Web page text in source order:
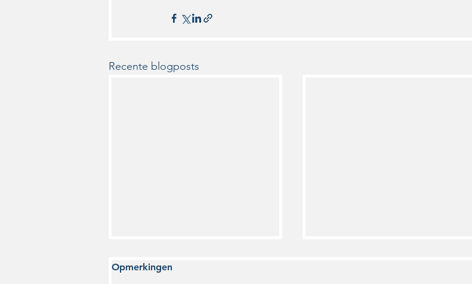
Recente blogposts
Opmerkingen